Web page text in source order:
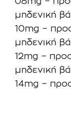
μηδενική
10mg –
μηδενική
12mg –
μηδενική
14mg –